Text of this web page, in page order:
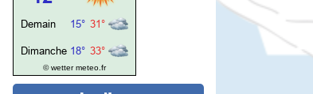
© wetter meteo.fr